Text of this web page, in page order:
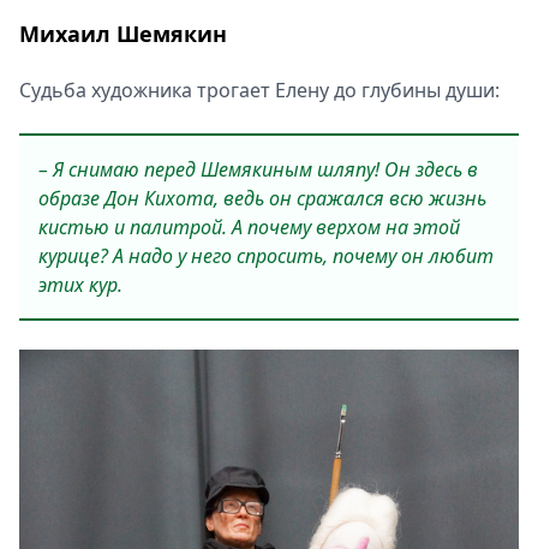
Михаил Шемякин
Судьба художника трогает Елену до глубины души:
– Я снимаю перед Шемякиным шляпу! Он здесь в
образе Дон Кихота, ведь он сражался всю жизнь
кистью и палитрой. А почему верхом на этой
курице? А надо у него спросить, почему он любит
этих кур.